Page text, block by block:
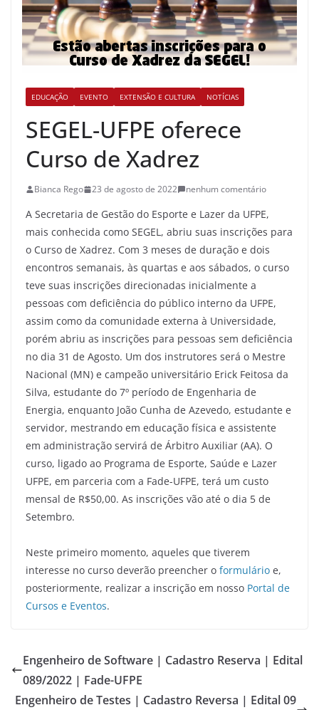
EDUCAÇÃO EVENTO EXTENSÃO E CULTURA NOTÍCIAS
SEGEL-UFPE oferece
Curso de Xadrez
Bianca Rego 23 de agosto de 2022 nenhum comentário
A Secretaria de Gestão do Esporte e Lazer da UFPE,
mais conhecida como SEGEL, abriu suas inscrições para
o Curso de Xadrez. Com 3 meses de duração e dois
encontros semanais, às quartas e aos sábados, o curso
teve suas inscrições direcionadas inicialmente a
pessoas com deficiência do público interno da UFPE,
assim como da comunidade externa à Universidade,
porém abriu as inscrições para pessoas sem deficiência
no dia 31 de Agosto. Um dos instrutores será o Mestre
Nacional (MN) e campeão universitário Erick Feitosa da
Silva, estudante do 7º período de Engenharia de
Energia, enquanto João Cunha de Azevedo, estudante e
servidor, mestrando em educação física e assistente
em administração servirá de Árbitro Auxiliar (AA). O
curso, ligado ao Programa de Esporte, Saúde e Lazer
UFPE, em parceria com a Fade-UFPE, terá um custo
mensal de R$50,00. As inscrições vão até o dia 5 de
Setembro.
Neste primeiro momento, aqueles que tiverem
interesse no curso deverão preencher o formulário e,
posteriormente, realizar a inscrição em nosso Portal de
Cursos e Eventos.
Engenheiro de Software | Cadastro Reserva | Edital
089/2022 | Fade-UFPE
Engenheiro de Testes | Cadastro Reversa | Edital 09